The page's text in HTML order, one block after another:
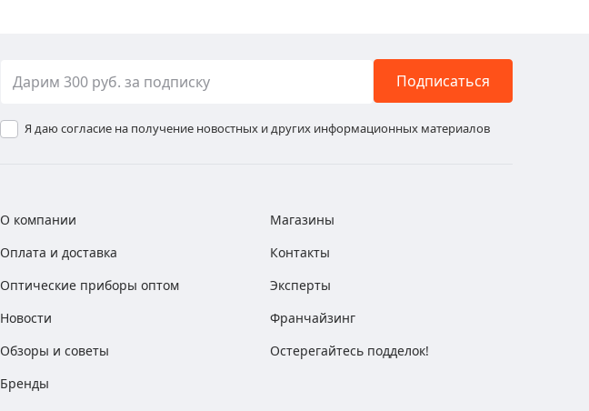
Подписаться
Я даю согласие на получение новостных и других информационных материалов
О компании
Оплата и доставка
Оптические приборы оптом
Новости
Обзоры и советы
Бренды
Магазины
Контакты
Эксперты
Франчайзинг
Остерегайтесь подделок!